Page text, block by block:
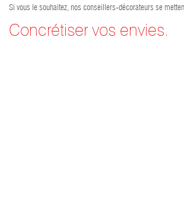
Si vous le souhaitez, nos conseillers-décorateurs se
Concrétiser vos envies.